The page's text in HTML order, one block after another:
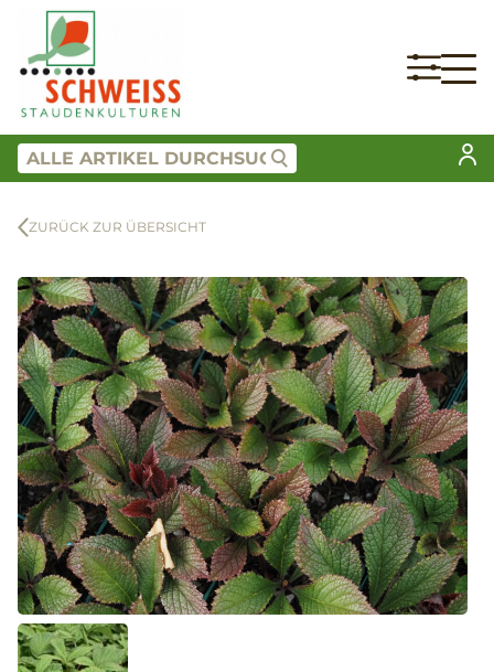
ZURÜCK ZUR ÜBERSICHT